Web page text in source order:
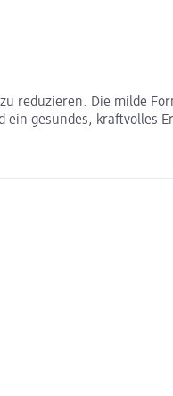
reduzieren. Die milde
gesundes, kraftvolles